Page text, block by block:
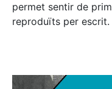
permet sentir de
reproduïts per escrit.